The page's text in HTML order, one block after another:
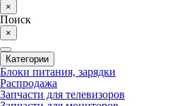
×
Поиск
×
Категории
Блоки питания, зарядки
Распродажа
Запчасти для телевизоров